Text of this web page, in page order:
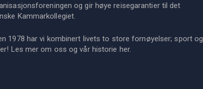
og gir høye reisegarantier til det
Kammarkollegiet.
1978 har vi kombinert livets to store fornøyelser; sport og
Les mer om oss og vår historie her.